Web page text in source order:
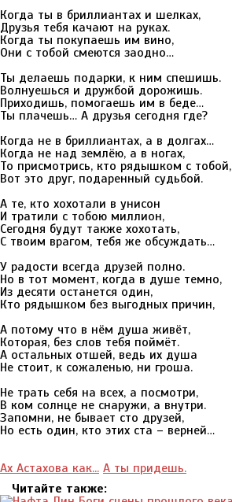
Когда ты в бриллиантах и шелках,
Друзья тебя качают на руках.
Когда ты покупаешь им вино,
Они с тобой смеются заодно…
Ты делаешь подарки, к ним спешишь.
Волнуешься и дружбой дорожишь.
Приходишь, помогаешь им в беде…
Ты плачешь… А друзья сегодня где?
Когда не в бриллиантах, а в долгах…
Когда не над землёю, а в ногах,
То присмотрись, кто рядышком с тобой,
Вот это друг, подаренный судьбой.
А те, кто хохотали в унисон
И тратили с тобою миллион,
Сегодня будут также хохотать,
С твоим врагом, тебя же обсуждать…
У радости всегда друзей полно.
Но в тот момент, когда в душе темно,
Из десяти останется один,
Кто рядышком без выгодных причин,
А потому что в нём душа живёт,
Которая, без слов тебя поймёт.
А остальных отшей, ведь их душа
Не стоит, к сожаленью, ни гроша.
Не трать себя на всех, а посмотри,
В ком солнце не снаружи, а внутри.
Запомни, не бывает сто друзей,
Но есть один, кто этих ста – верней…
Ах Астахова как... А ты придешь.
Читайте также: